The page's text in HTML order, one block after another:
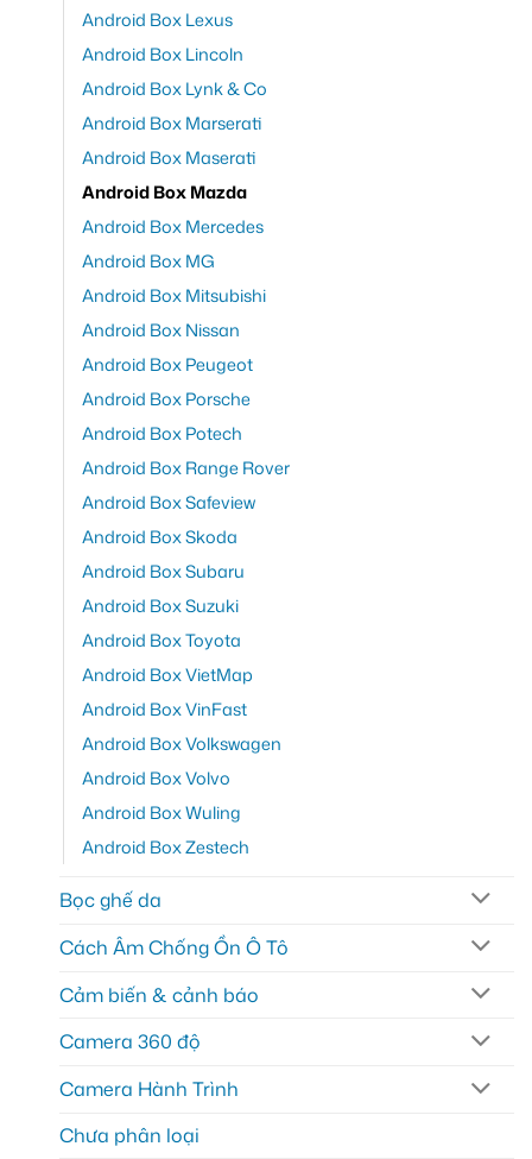
Android Box Lexus
Android Box Lincoln
Android Box Lynk & Co
Android Box Marserati
Android Box Maserati
Android Box Mazda
Android Box Mercedes
Android Box MG
Android Box Mitsubishi
Android Box Nissan
Android Box Peugeot
Android Box Porsche
Android Box Potech
Android Box Range Rover
Android Box Safeview
Android Box Skoda
Android Box Subaru
Android Box Suzuki
Android Box Toyota
Android Box VietMap
Android Box VinFast
Android Box Volkswagen
Android Box Volvo
Android Box Wuling
Android Box Zestech
Bọc ghế da
Cách Âm Chống Ồn Ô Tô
Cảm biến & cảnh báo
Camera 360 độ
Camera Hành Trình
Chưa phân loại